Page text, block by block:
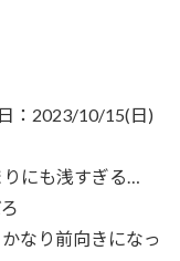
：2023/10/15(日)
にも浅すぎる…
なり前向きになっ